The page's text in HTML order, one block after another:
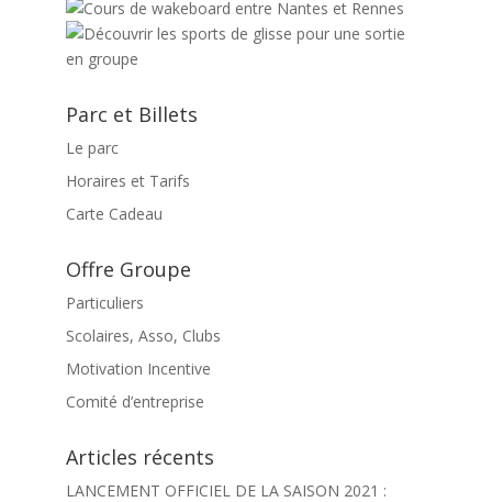
Parc et Billets
Le parc
Horaires et Tarifs
Carte Cadeau
Offre Groupe
Particuliers
Scolaires, Asso, Clubs
Motivation Incentive
Comité d’entreprise
Articles récents
LANCEMENT OFFICIEL DE LA SAISON 2021 :